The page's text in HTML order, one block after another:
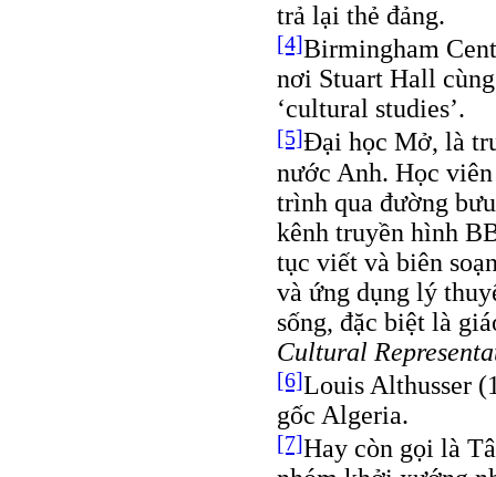
trả lại thẻ đảng.
[4]Birmingham
nơi Stuart Hall
‘cultural studies’.
[5]Đại học Mở, là
nước Anh. Học
trình qua đường
kênh truyền hình
tục viết và biên
và ứng dụng lý
sống, đặc biệt là
Cultural
[6]Louis Althusser
gốc Algeria.
[7]Hay còn gọi là